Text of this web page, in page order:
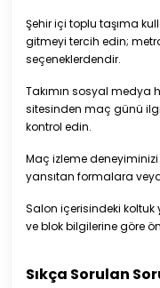
Şehir içi toplu taşıma
gitmeyi tercih edin;
seçeneklerdendir.
Takımın sosyal medya
sitesinden maç günü
kontrol edin.
Maç izleme deneyiminizi
yansıtan formalara
Salon içerisindeki koltuk
ve blok bilgilerine göre
Sıkça Sorulan